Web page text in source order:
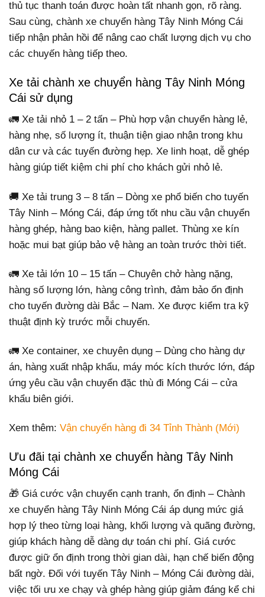
thủ tục thanh toán được hoàn tất nhanh gọn, rõ ràng.
Sau cùng, chành xe chuyển hàng Tây Ninh Móng Cái
tiếp nhận phản hồi để nâng cao chất lượng dịch vụ cho
các chuyến hàng tiếp theo.
Xe tải chành xe chuyển hàng Tây Ninh Móng
Cái sử dụng
🚛 Xe tải nhỏ 1 – 2 tấn – Phù hợp vận chuyển hàng lẻ,
hàng nhẹ, số lượng ít, thuận tiện giao nhận trong khu
dân cư và các tuyến đường hẹp. Xe linh hoạt, dễ ghép
hàng giúp tiết kiệm chi phí cho khách gửi nhỏ lẻ.
🚚 Xe tải trung 3 – 8 tấn – Dòng xe phổ biến cho tuyến
Tây Ninh – Móng Cái, đáp ứng tốt nhu cầu vận chuyển
hàng ghép, hàng bao kiện, hàng pallet. Thùng xe kín
hoặc mui bạt giúp bảo vệ hàng an toàn trước thời tiết.
🚛 Xe tải lớn 10 – 15 tấn – Chuyên chở hàng nặng,
hàng số lượng lớn, hàng công trình, đảm bảo ổn định
cho tuyến đường dài Bắc – Nam. Xe được kiểm tra kỹ
thuật định kỳ trước mỗi chuyến.
🚛 Xe container, xe chuyên dụng – Dùng cho hàng dự
án, hàng xuất nhập khẩu, máy móc kích thước lớn, đáp
ứng yêu cầu vận chuyển đặc thù đi Móng Cái – cửa
khẩu biên giới.
Xem thêm: Vận chuyển hàng đi 34 Tỉnh Thành (Mới)
Ưu đãi tại chành xe chuyển hàng Tây Ninh
Móng Cái
🎁 Giá cước vận chuyển cạnh tranh, ổn định – Chành
xe chuyển hàng Tây Ninh Móng Cái áp dụng mức giá
hợp lý theo từng loại hàng, khối lượng và quãng đường,
giúp khách hàng dễ dàng dự toán chi phí. Giá cước
được giữ ổn định trong thời gian dài, hạn chế biến động
bất ngờ. Đối với tuyến Tây Ninh – Móng Cái đường dài,
việc tối ưu xe chạy và ghép hàng giúp giảm đáng kể chi